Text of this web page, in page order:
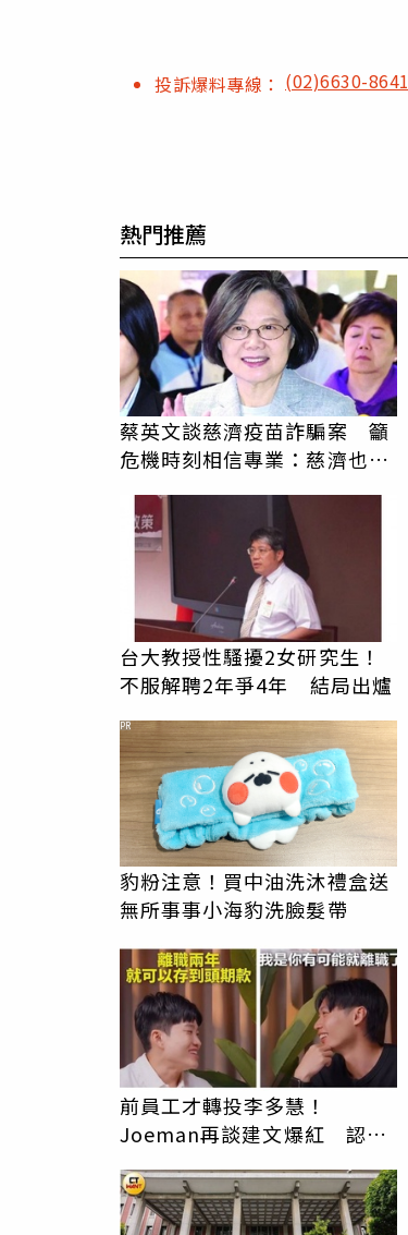
投訴爆料專線： (02)6630-8641
熱門推薦
蔡英文談慈濟疫苗詐騙案 籲
危機時刻相信專業：慈濟也是
受害者
台大教授性騷擾2女研究生！
不服解聘2年爭4年 結局出爐
豹粉注意！買中油洗沐禮盒送
無所事事小海豹洗臉髮帶
PR
前員工才轉投李多慧！
Joeman再談建文爆紅 認